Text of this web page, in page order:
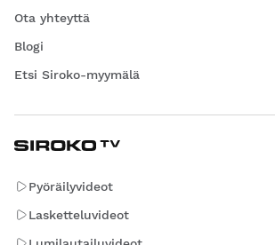
Ota yhteyttä
Blogi
Etsi Siroko-myymälä
Pyöräilyvideot
Lasketteluvideot